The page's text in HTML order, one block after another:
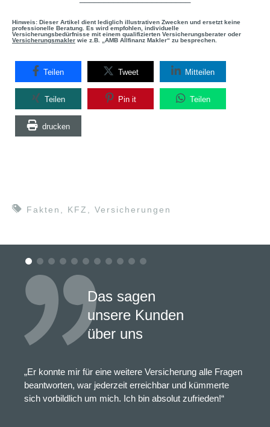
Hinweis: Dieser Artikel dient lediglich illustrativen Zwecken und ersetzt keine
professionelle Beratung. Es wird empfohlen, individuelle
Versicherungsbedürfnisse mit einem qualifizierten Versicherungsberater oder
Versicherungsmakler wie z.B. „AMB Allfinanz Makler“ zu besprechen.
Teilen Tweet Mitteilen
Teilen Pin it Teilen
drucken
Fakten KFZ Versicherungen
Das sagen
unsere Kunden
über uns
„Er konnte mir für eine weitere Versicherung alle Fragen
beantworten, war jederzeit erreichbar und kümmerte
sich vorbildlich um mich. Ich bin absolut zufrieden!“